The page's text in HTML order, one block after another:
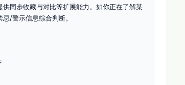
同步收藏与对比等扩展能力。如你正在了解某
/警示信息综合判断。